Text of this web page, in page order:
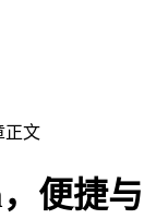
正文
便捷与